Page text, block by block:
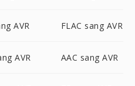
AVR FLAC sang AVR
AVR AAC sang AVR